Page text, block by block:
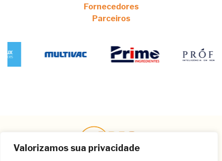
Valorizamos sua privacidade
Fornecedores
Parceiros